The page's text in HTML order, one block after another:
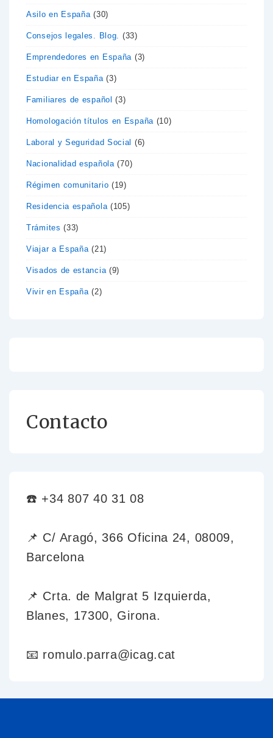
Asilo en España(30)
Consejos legales. Blog. (33)
Emprendedores en España (3)
Estudiar en España(3)
Familiares de español (3)
Homologación títulos en España (10)
Laboral y Seguridad Social (6)
Nacionalidad española(70)
Régimen comunitario (19)
Residencia española(105)
Trámites (33)
Viajar a España(21)
Visados de estancia(9)
Vivir en España(2)
Contacto
☎️ +34 807 40 31 08
📌 C/ Aragó, 366 Oficina 24, 08009,
Barcelona
📌 Crta. de Malgrat 5 Izquierda,
Blanes, 17300, Girona.
📧 romulo.parra@icag.cat